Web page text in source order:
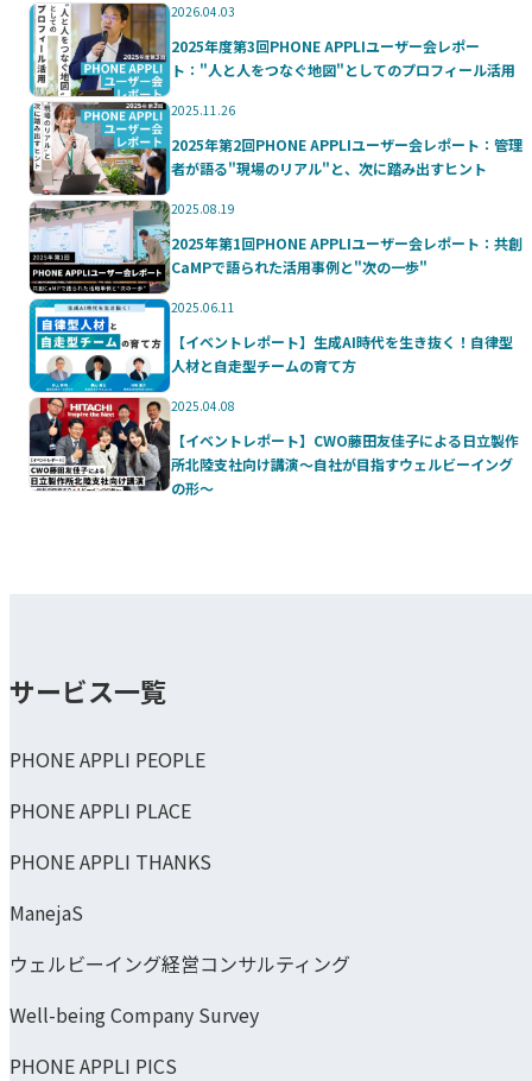
2026.04.03
2025年度第3回PHONE APPLIユーザー会レポー
ト："人と人をつなぐ地図"としてのプロフィール活用
2025.11.26
2025年第2回PHONE APPLIユーザー会レポート：管理
者が語る"現場のリアル"と、次に踏み出すヒント
2025.08.19
2025年第1回PHONE APPLIユーザー会レポート：共創
CaMPで語られた活用事例と"次の一歩"
2025.06.11
【イベントレポート】生成AI時代を生き抜く！自律型
人材と自走型チームの育て方
2025.04.08
【イベントレポート】CWO藤田友佳子による日立製作
所北陸支社向け講演～自社が目指すウェルビーイング
の形～
サービス一覧
PHONE APPLI PEOPLE
PHONE APPLI PLACE
PHONE APPLI THANKS
ManejaS
ウェルビーイング経営コンサルティング
Well-being Company Survey
PHONE APPLI PICS